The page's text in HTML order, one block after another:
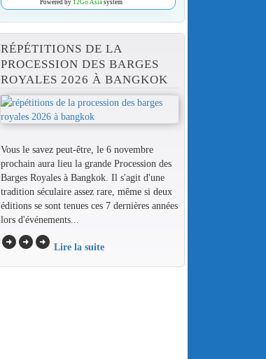
Powered by 12Go Asiasystem
RÉPÉTITIONS DE LA
PROCESSION DES BARGES
ROYALES 2026 À BANGKOK
Vous le savez peut-être, le 6 novembre
prochain aura lieu la grande Procession des
Barges Royales à Bangkok. Il s'agit d'une
tradition séculaire assez rare, même si deux
éditions se sont tenues ces 7 dernières années
lors d'événements...
arrow_circle_rightarrow_circle_rightarrow_circle_right Lire la suite